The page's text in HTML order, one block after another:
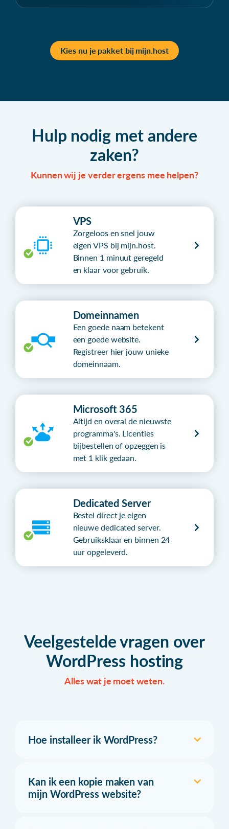
Kies nu je pakket bij mijn.host
Hulp nodig met andere
zaken?
Kunnen wij je verder ergens mee helpen?
VPS
Zorgeloos en snel jouw
eigen VPS bij mijn.host.
Binnen 1 minuut geregeld
en klaar voor gebruik.
Domeinnamen
Een goede naam betekent
een goede website.
Registreer hier jouw unieke
domeinnaam.
Microsoft 365
Altijd en overal de nieuwste
programma's. Licenties
bijbestellen of opzeggen is
met 1 klik gedaan.
Dedicated Server
Bestel direct je eigen
nieuwe dedicated server.
Gebruiksklaar en binnen 24
uur opgeleverd.
Veelgestelde vragen over
WordPress hosting
Alles wat je moet weten.
Hoe installeer ik WordPress?
Kan ik een kopie maken van
mijn WordPress website?